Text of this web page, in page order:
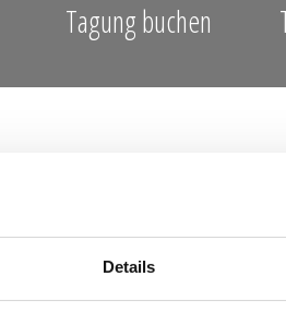
Details
Tagung buchen